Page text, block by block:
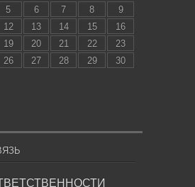
5 6 7 8
9
12 13 14 15
16
19 20 21 22
23
26 27 28 29
30